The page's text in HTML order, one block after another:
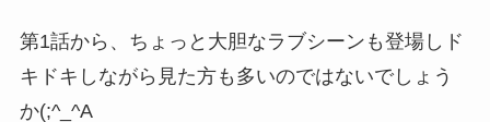
第1話から、ちょっと大胆なラブシーンも登場しド
キドキしながら見た方も多いのではないでしょう
か(;^_^A